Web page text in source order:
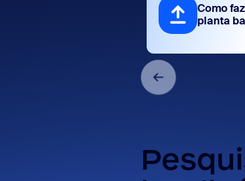
Como
planta